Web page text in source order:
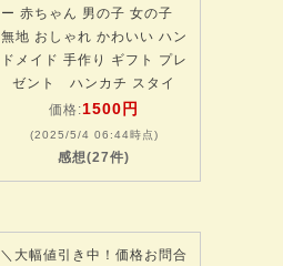
ー 赤ちゃん 男の子 女の子
無地 おしゃれ かわいい ハン
ドメイド 手作り ギフト プレ
ゼント ハンカチ スタイ
価格:1500円
(2025/5/4 06:44時点)
感想(27件)
＼大幅値引き中！価格お問合